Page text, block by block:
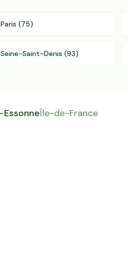
Paris (75)
Seine-Saint-Denis (93)
EssonneÎle-de-France